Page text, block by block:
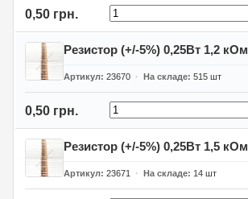
0,50 грн.
Резистор (+/-5%) 0,25Вт 1,2 кОм
Артикул 23670 На складе 515 шт
0,50 грн.
Резистор (+/-5%) 0,25Вт 1,5 кОм
Артикул 23671 На складе 14 шт